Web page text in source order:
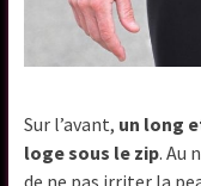
Sur l’avant, un long
loge sous le zip. Au